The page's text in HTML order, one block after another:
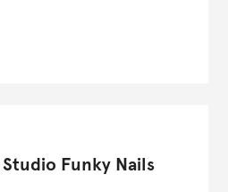
Studio Funky Nails